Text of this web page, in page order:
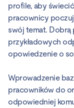
profile, aby
pracownicy
swój temat.
przykładowych
opowiedzenie o
Wprowadzenie
pracowników do
odpowiedniej